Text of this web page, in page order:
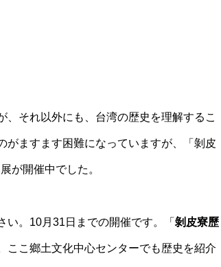
それ以外にも、台湾の歴史を理解するこ
がますます困難になっていますが、「剝皮
が開催中でした。
い。10月31日までの開催です。「剝皮寮歷
ここ鄉土文化中心センターでも歴史を紹介